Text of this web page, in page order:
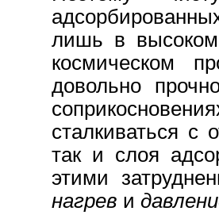
лишь в высоком
космическом
довольно
сталкиваться с
так и слоя
этими
нагрев и